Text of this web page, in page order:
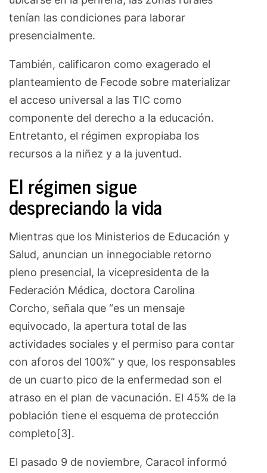
tenían las condiciones para laborar
presencialmente.
También, calificaron como exagerado el
planteamiento de Fecode sobre materializar
el acceso universal a las TIC como
componente del derecho a la educación.
Entretanto, el régimen expropiaba los
recursos a la niñez y a la juventud.
El régimen sigue
despreciando la vida
Mientras que los Ministerios de Educación y
Salud, anuncian un innegociable retorno
pleno presencial, la vicepresidenta de la
Federación Médica, doctora Carolina
Corcho, señala que “es un mensaje
equivocado, la apertura total de las
actividades sociales y el permiso para contar
con aforos del 100%” y que, los responsables
de un cuarto pico de la enfermedad son el
atraso en el plan de vacunación. El 45% de la
población tiene el esquema de protección
completo[3].
El pasado 9 de noviembre, Caracol informó